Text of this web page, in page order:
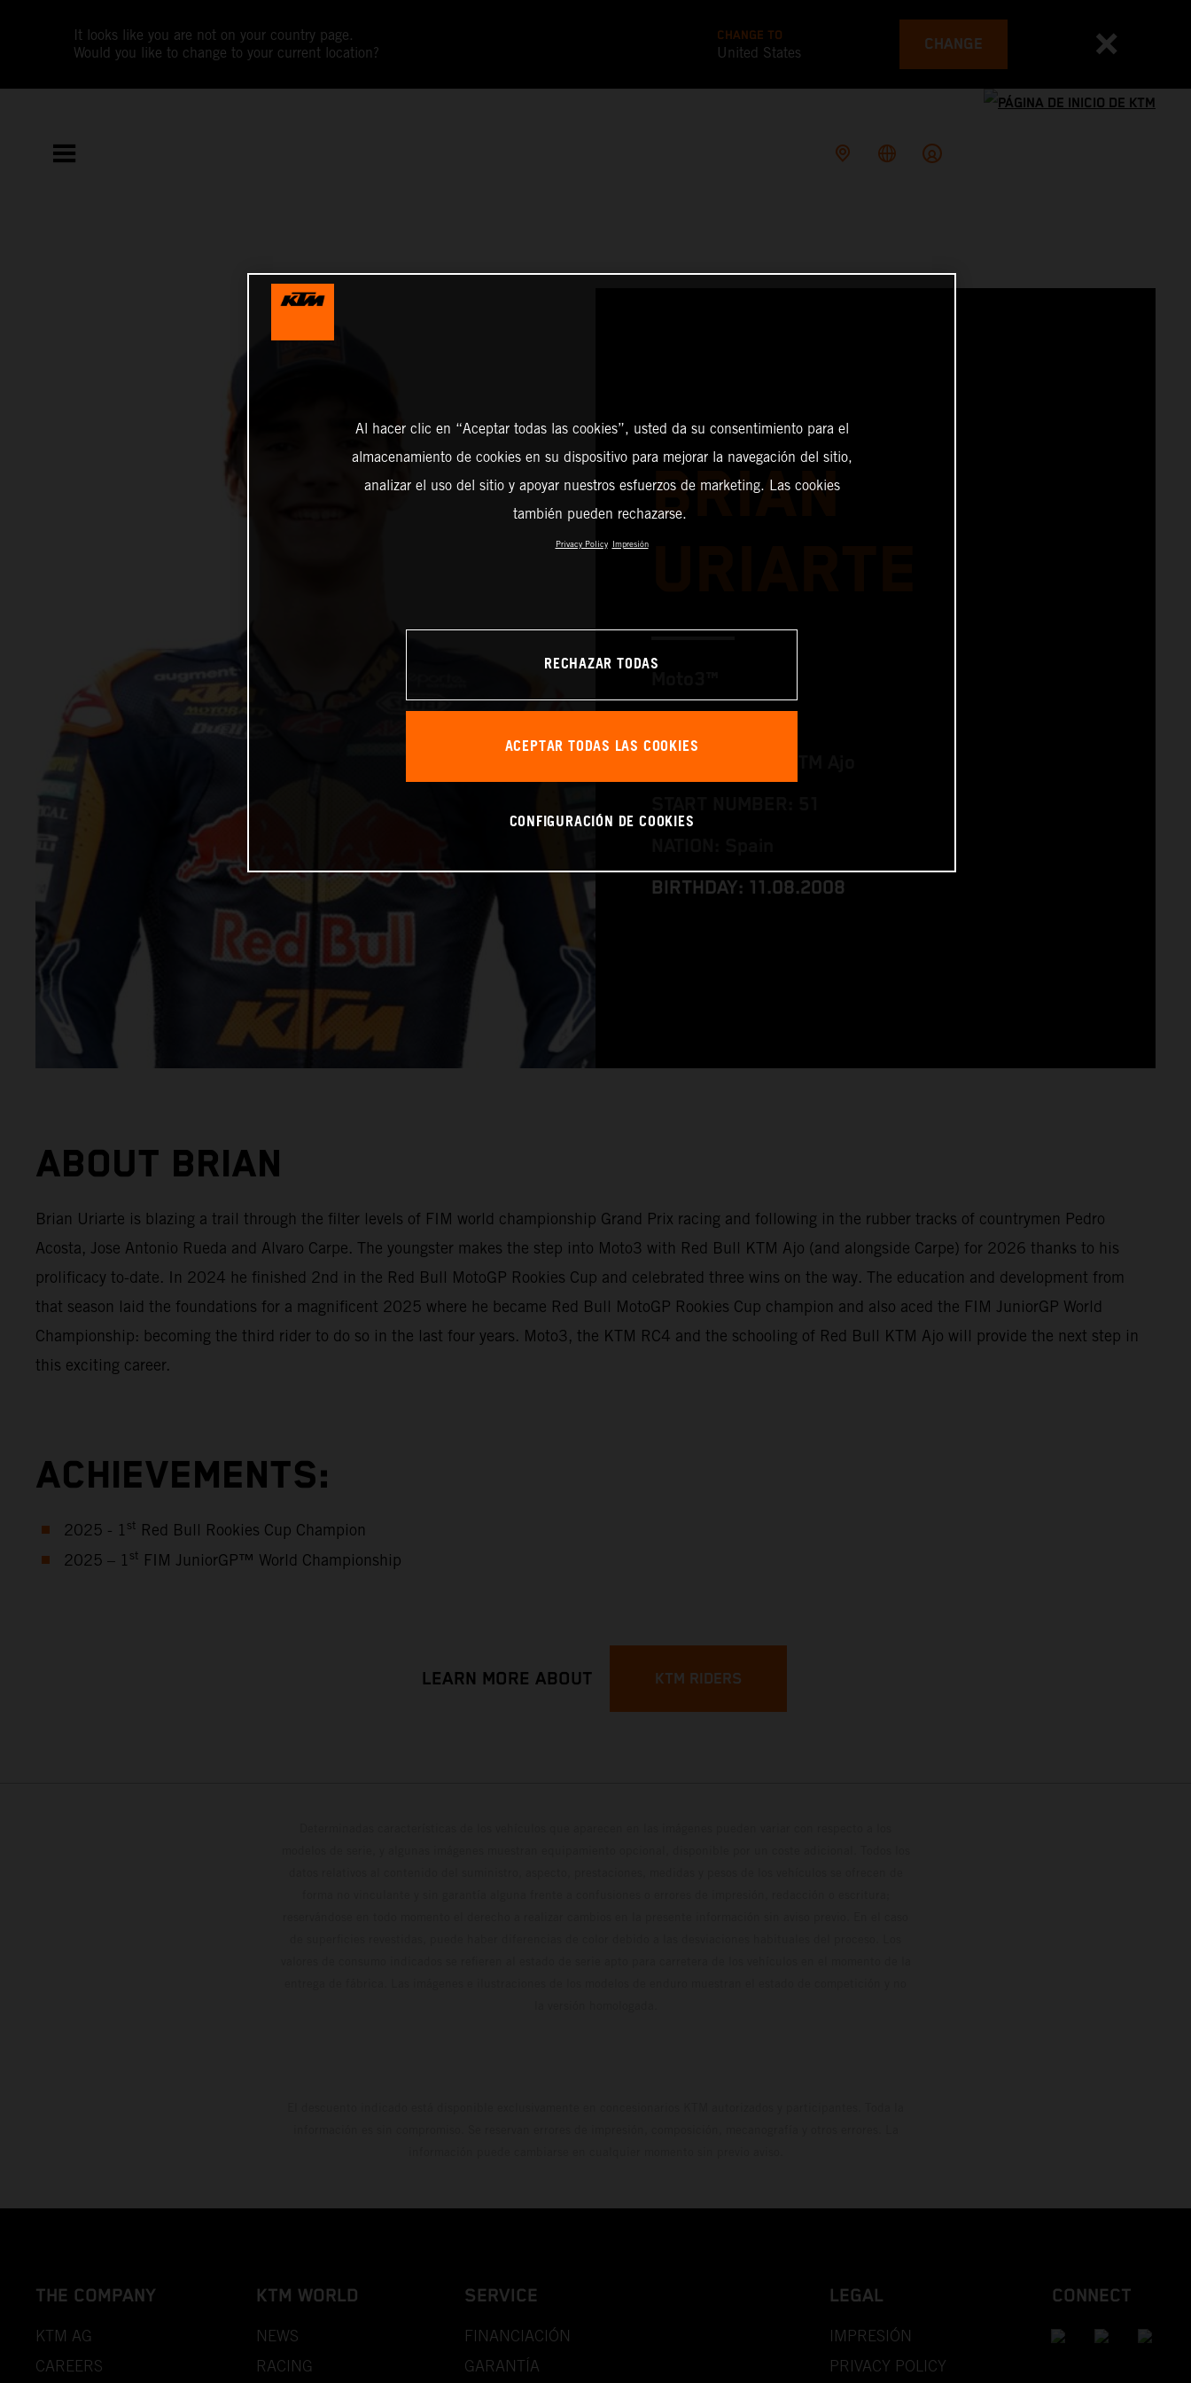
It looks like you are not on your country page.
Would you like to change to your current location?
CHANGE TO
United States CHANGE
BRIAN
BIRTHDAY: 11.08.2008
ABOUT BRIAN
Brian Uriarte is blazing a trail through the filter levels of FIM world championship Grand Prix racing and following in the rubber tracks of countrymen Pedro
Acosta, Jose Antonio Rueda and Alvaro Carpe. The youngster makes the step into Moto3 with Red Bull KTM Ajo (and alongside Carpe) for 2026 thanks to his
prolificacy to-date. In 2024 he finished 2nd in the Red Bull MotoGP Rookies Cup and celebrated three wins on the way. The education and development from
that season laid the foundations for a magnificent 2025 where he became Red Bull MotoGP Rookies Cup champion and also aced the FIM JuniorGP World
Championship: becoming the third rider to do so in the last four years. Moto3, the KTM RC4 and the schooling of Red Bull KTM Ajo will provide the next step in
this exciting career.
ACHIEVEMENTS:
2025 - 1 st Red Bull Rookies Cup Champion
2025 – 1 st FIM JuniorGP™ World Championship
LEARN MORE ABOUT KTM RIDERS
THE COMPANY
KTM AG
CAREERS
KTM WORLD
NEWS
RACING
SERVICE
FINANCIACIÓN
GARANTÍA
LEGAL
IMPRESIÓN
PRIVACY POLICY
CONNECT
Al hacer clic en “Aceptar todas las cookies”, usted da su consentimiento para el
almacenamiento de cookies en su dispositivo para mejorar la navegación del sitio,
analizar el uso del sitio y apoyar nuestros esfuerzos de marketing. Las cookies
también pueden rechazarse.
Privacy Policy Impresión
RECHAZAR TODAS
ACEPTAR TODAS LAS COOKIES
CONFIGURACIÓN DE COOKIES